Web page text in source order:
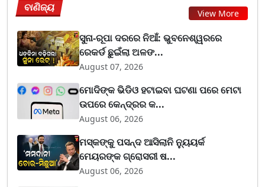
ବାଣିଜ୍ୟ View More
ସୁନା-ରୂପା ଦରରେ ନିଆଁ: ଭୁବନେଶ୍ୱରରେ
ରେକର୍ଡ ଛୁଇଁଲା ଅଳଙ...
August 07, 2026
ମୋଦିଙ୍କ ଭିଡିଓ ହଟାଇବା ଘଟଣା ପରେ ମେଟା
ଉପରେ କେନ୍ଦ୍ରର କ...
August 06, 2026
ମସ୍କଙ୍କୁ ପସନ୍ଦ ଆସିଲାନି ନ୍ୟୁୟର୍କ
ମେୟରଙ୍କ ଗ୍ରୋସରୀ ଷ...
August 06, 2026